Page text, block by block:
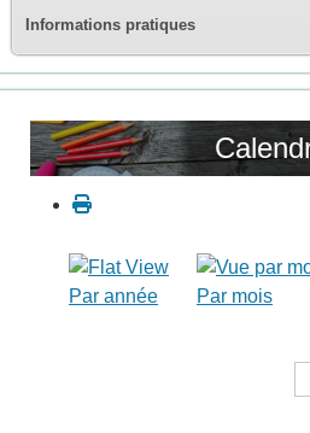
Informations pratiques
Par année Par mois